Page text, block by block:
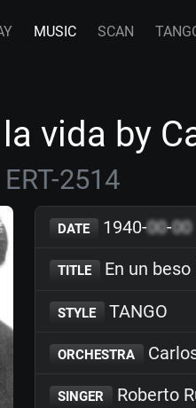
MUSIC SCAN
vida by
2514
DATE 1940-00-00
TITLE En un
STYLE TANGO
ORCHESTRA
SINGER Roberto